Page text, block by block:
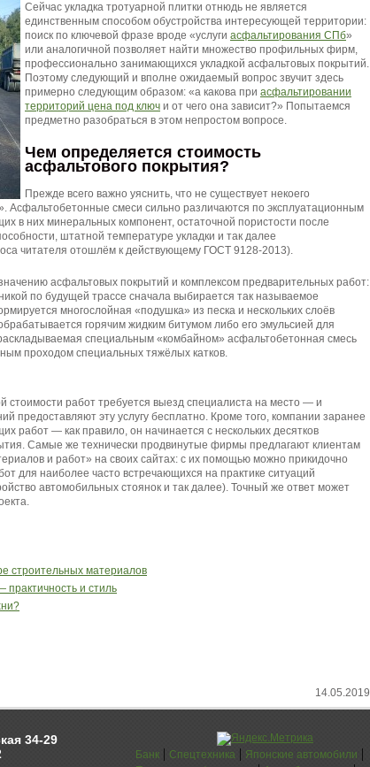
Сейчас укладка тротуарной плитки отнюдь не является
единственным способом обустройства интересующей территории:
поиск по ключевой фразе вроде «услуги асфальтирования СПб»
или аналогичной позволяет найти множество профильных фирм,
профессионально занимающихся укладкой асфальтовых покрытий.
Поэтому следующий и вполне ожидаемый вопрос звучит здесь
примерно следующим образом: «а какова при асфальтировании
территорий цена под ключ и от чего она зависит?» Попытаемся
предметно разобраться в этом непростом вопросе.
Чем определяется стоимость
асфальтового покрытия?
Прежде всего важно уяснить, что не существует некоего
Асфальтобетонные смеси сильно различаются по эксплуатационным
в них минеральных компонент, остаточной пористости после
штатной температуре укладки и так далее
читателя отошлём к действующему ГОСТ 9128-2013).
асфальтовых покрытий и комплексом предварительных работ:
по будущей трассе сначала выбирается так называемое
многослойная «подушка» из песка и нескольких слоёв
горячим жидким битумом либо его эмульсией для
специальным «комбайном» асфальтобетонная смесь
проходом специальных тяжёлых катков.
стоимости работ требуется выезд специалиста на место — и
эту услугу бесплатно. Кроме того, компании заранее
работ — как правило, он начинается с нескольких десятков
Самые же технически продвинутые фирмы предлагают клиентам
и работ» на своих сайтах: с их помощью можно прикидочно
для наиболее часто встречающихся на практике ситуаций
автомобильных стоянок и так далее). Точный же ответ может
строительных материалов
и стиль
14.05.2019
34-29
Банк | Спецтехника | Японские автомобили |